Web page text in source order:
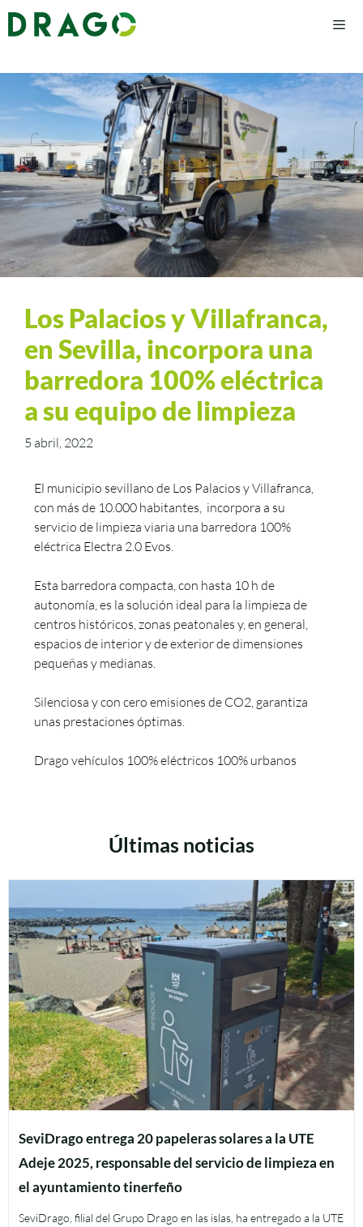
Los Palacios y Villafranca,
en Sevilla, incorpora una
barredora 100% eléctrica
a su equipo de limpieza
5 abril, 2022
El municipio sevillano de Los Palacios y Villafranca,
con más de 10.000 habitantes, incorpora a su
servicio de limpieza viaria una barredora 100%
eléctrica Electra 2.0 Evos.
Esta barredora compacta, con hasta 10 h de
autonomía, es la solución ideal para la limpieza de
centros históricos, zonas peatonales y, en general,
espacios de interior y de exterior de dimensiones
pequeñas y medianas.
Silenciosa y con cero emisiones de CO2, garantiza
unas prestaciones óptimas.
Drago vehículos 100% eléctricos 100% urbanos
Últimas noticias
SeviDrago entrega 20 papeleras solares a la UTE
Adeje 2025, responsable del servicio de limpieza en
el ayuntamiento tinerfeño
SeviDrago, filial del Grupo Drago en las islas, ha entregado a la UTE